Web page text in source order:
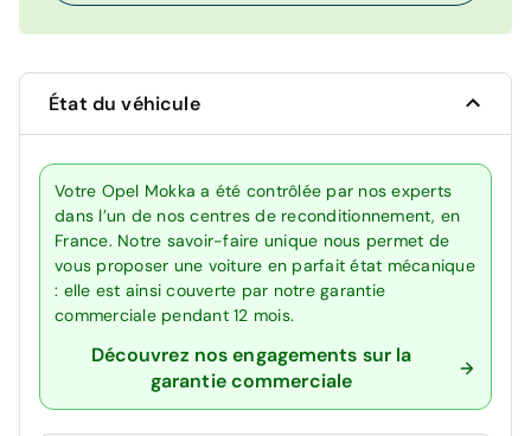
État du véhicule
Votre Opel Mokka a été contrôlée par nos experts
dans l’un de nos centres de reconditionnement, en
France. Notre savoir-faire unique nous permet de
vous proposer une voiture en parfait état mécanique
: elle est ainsi couverte par notre garantie
commerciale pendant 12 mois.
Découvrez nos engagements sur la
garantie commerciale